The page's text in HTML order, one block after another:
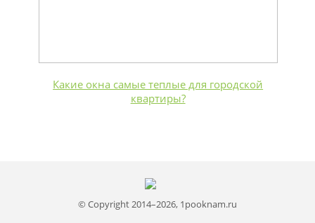
Какие окна самые теплые для городской
квартиры?
© Copyright 2014–2026, 1pooknam.ru